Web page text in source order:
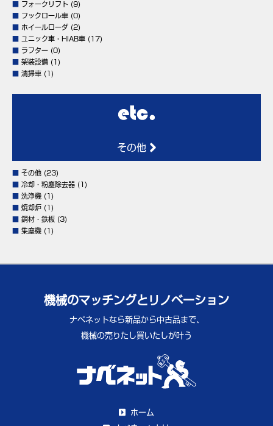
フォークリフト (9)
フックロール車 (0)
ホイールローダ (2)
ユニック車・HIAB車 (17)
ラフター (0)
架装設備 (1)
清掃車 (1)
その他
その他 (23)
冷却・粉塵除去器 (1)
洗浄機 (1)
焼却炉 (1)
鋼材・鉄板 (3)
集塵機 (1)
機械のマッチングとリノベーション
ナベネットなら新品から中古品まで、
機械の売りたし買いたしが叶う
ホーム